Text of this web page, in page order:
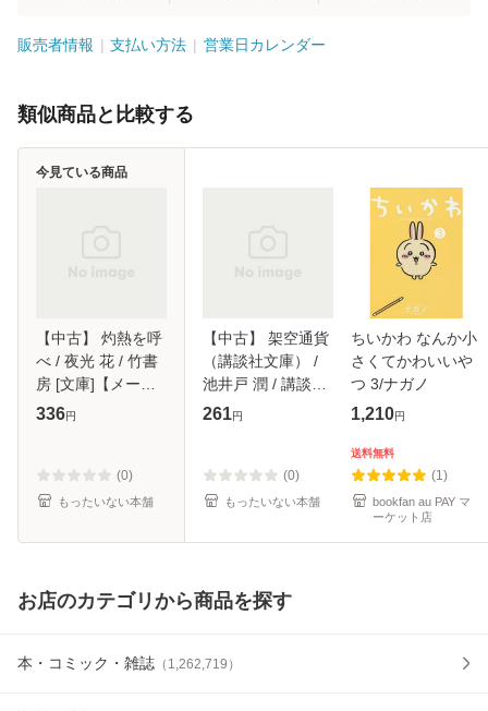
販売者情報 支払い方法 営業日カレンダー
類似商品と比較する
【中古】 灼熱を呼
べ / 夜光 花 / 竹書
房 [文庫]【メール
便送料無料】
336円
(0)
もったいない本舗
今見ている商品
【中古】 架空通貨
（講談社文庫） /
池井戸 潤 / 講談社
[文庫]【メール便送
261円
(0)
もったいない本舗
ちいかわ なんか小
さくてかわいいや
つ 3/ナガノ
1,210円
送料無料
(1)
bookfan au PAY マ
ーケット店
お店のカテゴリから商品を探す
本・コミック・雑誌 （ 1,262,719 ）